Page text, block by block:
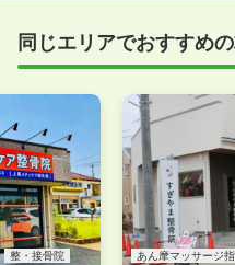
事前に確認することは
付けください！
同じエリアでおすすめ
整・接骨院 あん摩マッサージ